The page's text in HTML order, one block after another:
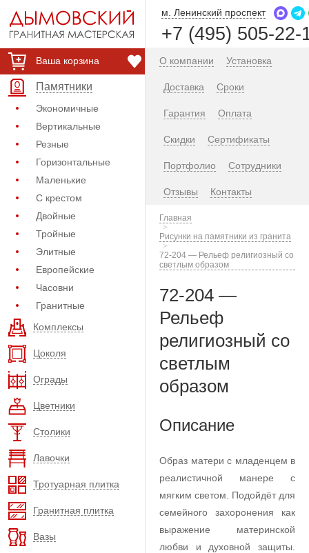
Ваша корзина
Памятники
Экономичные
Вертикальные
Резные
Горизонтальные
Маленькие
С крестом
Двойные
Тройные
Элитные
Европейские
Часовни
Гранитные
Комплексы
Цоколя
Ограды
Цветники
Столики
Лавочки
Тротуарная плитка
Гранитная плитка
Вазы
м. Ленинский проспект
+7 (495) 505-22-
О компании Установка
Доставка Сроки
Гарантия Оплата
Скидки Сертификаты
Портфолио Сотрудники
Отзывы Контакты
Главная
Рисунки на памятники из гранита
72-204 — Рельеф религиозный со
светлым образом
72-204 —
Рельеф
религиозный со
светлым
образом
Описание
Образ матери с младенцем в
реалистичной манере с
мягким светом. Подойдёт для
семейного захоронения как
выражение материнской
любви и духовной защиты.